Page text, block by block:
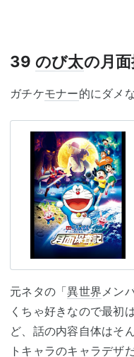
39 のび太の月
ガチケモナー的にダメ
元ネタの「異世界メン
くちゃ好きなので最初
ど、話の内容自体はそ
トキャラのキャラデザ